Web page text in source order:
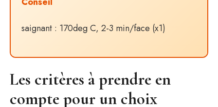
saignant : 170deg C, 2-3 min/face (x1)
Les critères à prendre en
compte pour un choix